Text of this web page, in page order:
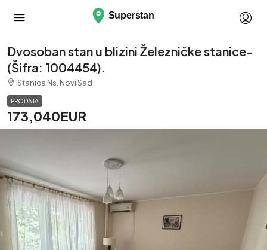
Dvosoban stan u blizini Železničke stanice-
(Šifra: 1004454).
Stanica Ns, Novi Sad
PRODAJA
173,040EUR